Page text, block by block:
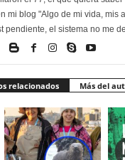
mi blog "Algo de mi vida, mis
pendiente, el sistema no me
relacionados Más del